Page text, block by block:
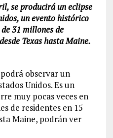
se producirá un eclipse
un evento histórico
31 millones de
Texas hasta Maine.
observar un
Unidos. Es un
muy pocas veces en
de residentes en 15
Maine, podrán ver